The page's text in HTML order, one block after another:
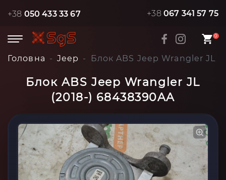
+38 050 433 33 67 +38 067 341 57 75
0
Головна Jeep Блок ABS Jeep Wrangler JL
Блок ABS Jeep Wrangler JL
(2018-) 68438390AA